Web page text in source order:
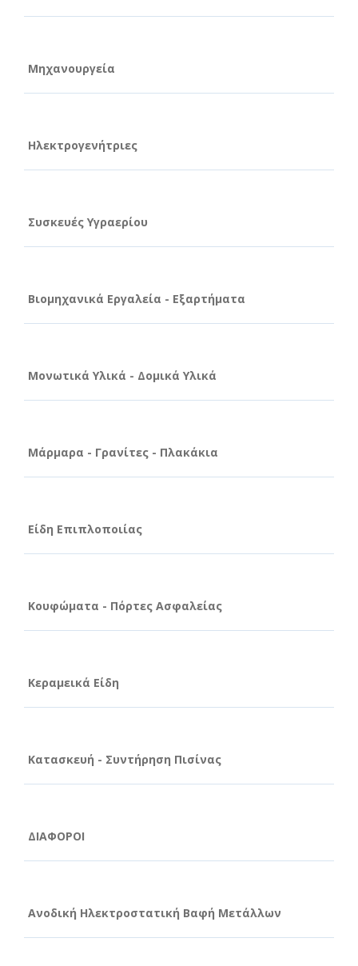
Μηχανουργεία
Ηλεκτρογενήτριες
Συσκευές Υγραερίου
Βιομηχανικά Εργαλεία - Εξαρτήματα
Μονωτικά Υλικά - Δομικά Υλικά
Μάρμαρα - Γρανίτες - Πλακάκια
Είδη Επιπλοποιίας
Κουφώματα - Πόρτες Ασφαλείας
Κεραμεικά Είδη
Κατασκευή - Συντήρηση Πισίνας
ΔΙΑΦΟΡΟΙ
Ανοδική Ηλεκτροστατική Βαφή Μετάλλων